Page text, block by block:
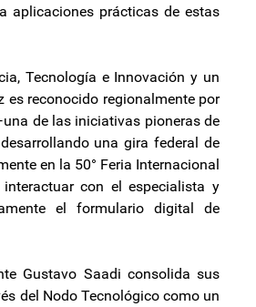
aplicaciones prácticas de estas
Tecnología e Innovación y un
reconocido regionalmente por
de las iniciativas pioneras de
una gira federal de
en la 50° Feria Internacional
con el especialista y
el formulario digital de
Gustavo Saadi consolida sus
del Nodo Tecnológico como un